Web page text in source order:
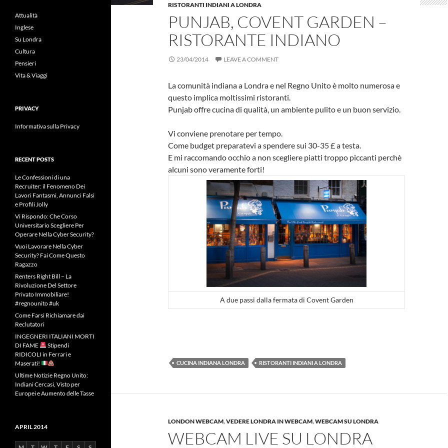
RISTORANTI INDIANI A LONDRA
PUNJAB, COVENT GARDEN –
RISTORANTE INDIANO
23/04/2014 LEAVE A COMMENT
La comunità indiana a Londra e nel Regno Unito è molto numerosa e
questo implica moltissimi ristoranti.
Punjab offre cucina di qualità, un ambiente pulito e un buon servizio.
Vi conviene prenotare per tempo.
Come budget preparatevi a spendere sui 30-35 £ a testa.
E mi raccomando occhio a non scegliere piatti troppo piccanti perchè
alcuni sono veramente forti!
A due passi dalla fermata di Covent Garden
CUCINA INDIANA LONDRA RISTORANTI INDIANI A LONDRA
LONDON WEBCAM,VEDERE LONDRA IN WEBCAM,WEBCAM SU LONDRA
WEBCAM LIVE SU LONDRA
Attualità
Inglese
Su Londra
Cultura
Pensieri
Vita & Viaggi
PRIVACY
Informativa sulla Privacy
RECENT POSTS
Le Confessioni di una
Recruiter: il Fenomeno Dei
Lavori Fantasmi, Annunci Falsi
e Profili Jolly
Vi Rispondo: Che Corso
Universitario Scegliere Per
Operare Nella Cyber Security?
Vuoi Lavorare Nella Cyber
Security? Fai Come Questo
Ragazzo
Renters Right Bill – La
Rivoluzione Del Settore
Privato Immobiliare!
#regnounito #uk
Come Farsi Richiamare dai
Reclutatori
INGEGNERI ITALIANI MORTI
DI FAME
Stipendi
RIDICOLI in Ferrari e
Maserati!
Ultime Notizie Regno Unito:
Indiani Cercasi, Visto per
Europei e Aumento delle Tasse
APRIL 2014